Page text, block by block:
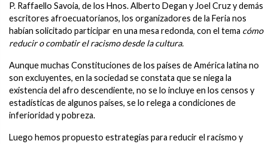
P. Raffaello Savoia, de los Hnos. Alberto Degan y Joel Cruz y demás
escritores afroecuatorianos, los organizadores de la Feria nos
habían solicitado participar en una mesa redonda, con el tema cómo
reducir o combatir el racismo desde la cultura.
Aunque muchas Constituciones de los países de América latina no
son excluyentes, en la sociedad se constata que se niega la
existencia del afro descendiente, no se lo incluye en los censos y
estadísticas de algunos países, se lo relega a condiciones de
inferioridad y pobreza.
Luego hemos propuesto estrategias para reducir el racismo y